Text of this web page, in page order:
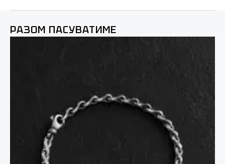
РАЗОМ ПАСУВАТИМЕ